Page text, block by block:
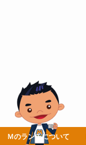
Ｍのランチについて